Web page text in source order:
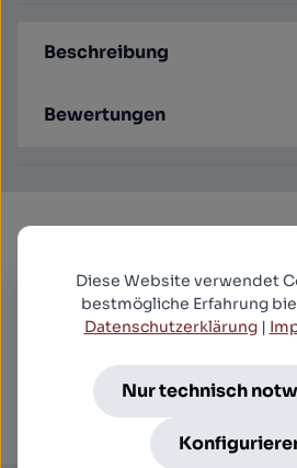
Beschreibung
Bewertungen
Produktgalerie überspringen
House Collection - Teil 1-4 (Uncut) [4 BRs]
34,99 €*
Diese Website verwendet
bestmögliche Erfahrung
Datenschutzerklärung|
Nur technisch